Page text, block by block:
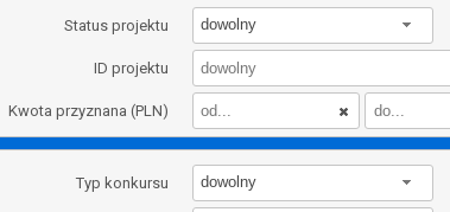
Status projektu dowolny
ID projektu
Kwota przyznana (PLN)
Typ konkursu dowolny